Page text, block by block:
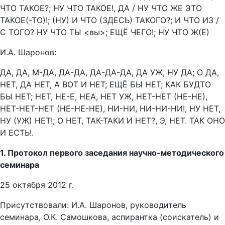
ЧТО ТАКОЕ?; НУ ЧТО ТАКОЕ!, ДА / НУ ЧТО ЖЕ ЭТО
ТАКОЕ(-ТО)!; (НУ) И ЧТО (ЗДЕСЬ) ТАКОГО?; И ЧТО ИЗ /
С ТОГО? НУ ЧТО ТЫ <вы>; ЕЩЁ ЧЕГО!; НУ ЧТО Ж(Е)
И.А. Шаронов:
ДА, ДА, М-ДА, ДА-ДА, ДА-ДА-ДА, ДА УЖ, НУ ДА; О ДА,
НЕТ, ДА НЕТ, А ВОТ И НЕТ; ЕЩЁ БЫ НЕТ; КАК БУДТО
БЫ НЕТ; НЕТ, НЕ-Е, НЕА, НЕТ УЖ, НЕТ-НЕТ (НЕ-НЕ),
НЕТ-НЕТ-НЕТ (НЕ-НЕ-НЕ), НИ-НИ, НИ-НИ-НИ!, НУ НЕТ,
НУ (УЖ) НЕТ!; О НЕТ, ТАК-ТАКИ И НЕТ?, Э, НЕТ. ТАК ОНО
И ЕСТЬ!.
1. Протокол первого заседания научно-методического
семинара
25 октября 2012 г.
Присутствовали: И.А. Шаронов, руководитель
семинара, О.К. Самошкова, аспирантка (соискатель) и